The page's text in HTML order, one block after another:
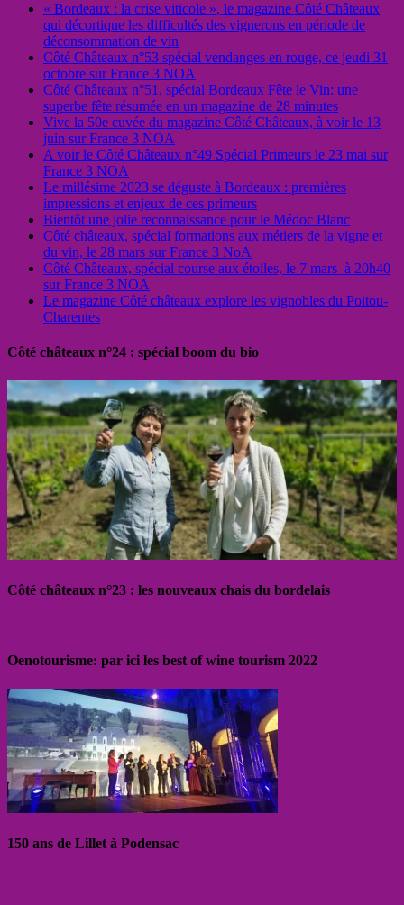
« Bordeaux : la crise viticole », le magazine Côté Châteaux
qui décortique les difficultés des vignerons en période de
déconsommation de vin
Côté Châteaux n°53 spécial vendanges en rouge, ce jeudi 31
octobre sur France 3 NOA
Côté Châteaux n°51, spécial Bordeaux Fête le Vin: une
superbe fête résumée en un magazine de 28 minutes
Vive la 50e cuvée du magazine Côté Châteaux, à voir le 13
juin sur France 3 NOA
A voir le Côté Châteaux n°49 Spécial Primeurs le 23 mai sur
France 3 NOA
Le millésime 2023 se déguste à Bordeaux : premières
impressions et enjeux de ces primeurs
Bientôt une jolie reconnaissance pour le Médoc Blanc
Côté châteaux, spécial formations aux métiers de la vigne et
du vin, le 28 mars sur France 3 NoA
Côté Châteaux, spécial course aux étoiles, le 7 mars à 20h40
sur France 3 NOA
Le magazine Côté châteaux explore les vignobles du Poitou-
Charentes
Côté châteaux n°24 : spécial boom du bio
Côté châteaux n°23 : les nouveaux chais du bordelais
Oenotourisme: par ici les best of wine tourism 2022
150 ans de Lillet à Podensac